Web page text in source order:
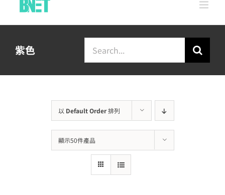
紫色
Search
for:
以 Default Order排列
顯示50件產品